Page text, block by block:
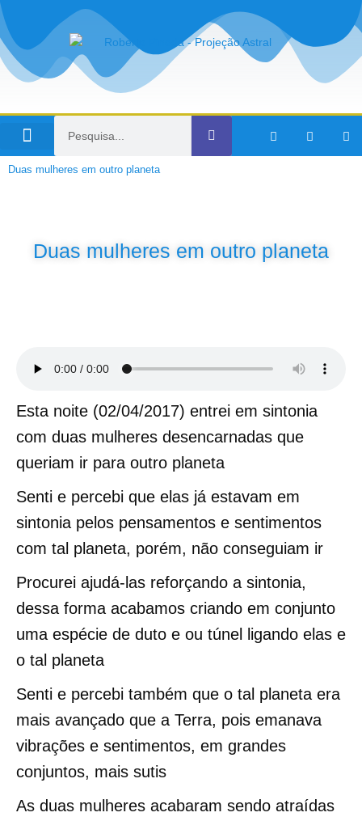
Duas mulheres em outro planeta
Duas mulheres em outro planeta
Esta noite (02/04/2017) entrei em sintonia
com duas mulheres desencarnadas que
queriam ir para outro planeta
Senti e percebi que elas já estavam em
sintonia pelos pensamentos e sentimentos
com tal planeta, porém, não conseguiam ir
Procurei ajudá-las reforçando a sintonia,
dessa forma acabamos criando em conjunto
uma espécie de duto e ou túnel ligando elas e
o tal planeta
Senti e percebi também que o tal planeta era
mais avançado que a Terra, pois emanava
vibrações e sentimentos, em grandes
conjuntos, mais sutis
As duas mulheres acabaram sendo atraídas